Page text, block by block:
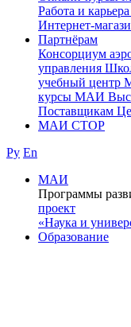
Работа и
Интернет-
Партнёрам
Консорциум
управления
учебный центр
курсы МАИ
Поставщикам
МАИ СТОР
Ру En
МАИ
Программы
проект
«Наука и
Образование